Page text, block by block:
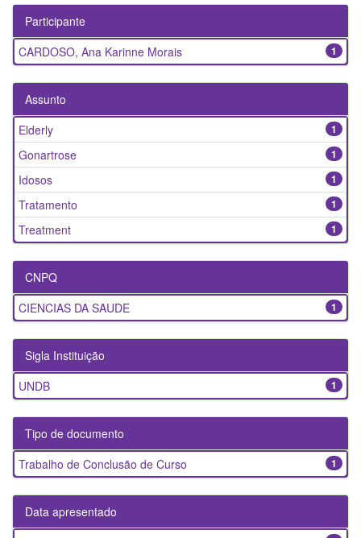
Participante
1
CARDOSO, Ana Karinne Morais
Assunto
1
Elderly
1
Gonartrose
1
Idosos
1
Tratamento
1
Treatment
CNPQ
1
CIENCIAS DA SAUDE
Sigla Instituição
1
UNDB
Tipo de documento
1
Trabalho de Conclusão de Curso
Data apresentado